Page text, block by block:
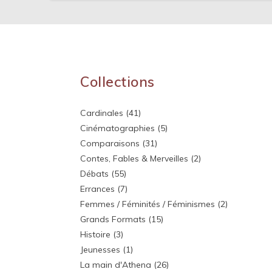
Collections
Cardinales (41)
Cinématographies (5)
Comparaisons (31)
Contes, Fables & Merveilles (2)
Débats (55)
Errances (7)
Femmes / Féminités / Féminismes (2)
Grands Formats (15)
Histoire (3)
Jeunesses (1)
La main d'Athena (26)